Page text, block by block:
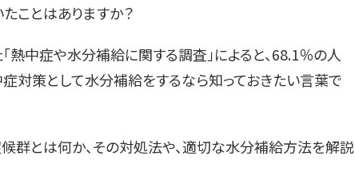
ことはありますか？
熱中症や水分補給に関する調査」によると、68.1％の人
症対策として水分補給をするなら知っておきたい言葉で
群とは何か、その対処法や、適切な水分補給方法を解説